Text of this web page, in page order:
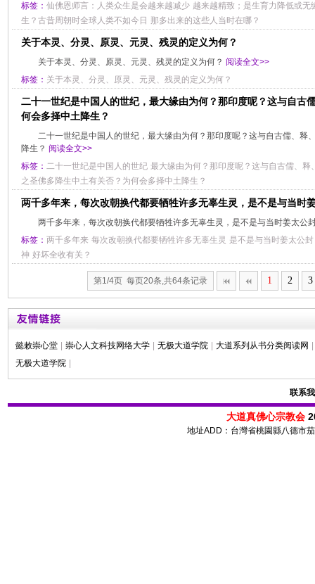
标签： 仙佛恩师言：人类众生是会越来越减少 越来越精致；是生育力降低或无
生？古昔周朝时全球人类不如今日 那多出来的这些人当时在哪？
关于本灵、分灵、原灵、元灵、残灵的定义为何？
关于本灵、分灵、原灵、元灵、残灵的定义为何？ 阅读全文>>
标签： 关于本灵、分灵、原灵、元灵、残灵的定义为何？
二十一世纪是中国人的世纪，最大缘由为何？那印度呢？这与自古
何会多择中土降生？
二十一世纪是中国人的世纪，最大缘由为何？那印度呢？这与自古儒、释
降生？ 阅读全文>>
标签： 二十一世纪是中国人的世纪 最大缘由为何？那印度呢？这与自古儒、释
之圣佛多降生中土有关否？为何会多择中土降生？
两千多年来，每次改朝换代都要牺牲许多无辜生灵，是不是与当时
两千多年来，每次改朝换代都要牺牲许多无辜生灵，是不是与当时姜太公
标签： 两千多年来 每次改朝换代都要牺牲许多无辜生灵 是不是与当时姜太公封
神 好坏全收有关？
第1/4页 每页20条,共64条记录 1 2 3
懿敕崇心堂 崇心人文科技网络大学 无极大道学院 大道系列从书分类阅读网
无极大道学院
联系
大道真佛心宗教会
地址ADD：台灣省桃園縣八德市